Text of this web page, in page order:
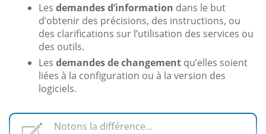
Les demandes d’information dans le but
d’obtenir des précisions, des instructions, ou
des clarifications sur l’utilisation des services ou
des outils.
Les demandes de changement qu’elles soient
liées à la configuration ou à la version des
logiciels.
Notons la différence...